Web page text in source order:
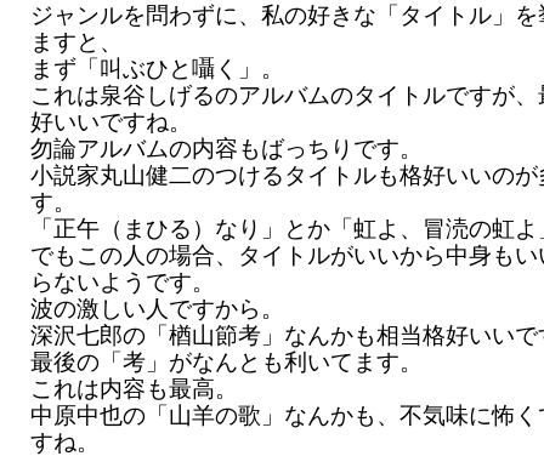
ジャンルを問わずに、私の好きな「タイトル」
ますと、
まず「叫ぶひと囁く」。
これは泉谷しげるのアルバムのタイトルですが
好いいですね。
勿論アルバムの内容もばっちりです。
小説家丸山健二のつけるタイトルも格好いいのが
す。
「正午（まひる）なり」とか「虹よ、冒涜の虹
でもこの人の場合、タイトルがいいから中身も
らないようです。
波の激しい人ですから。
深沢七郎の「楢山節考」なんかも相当格好いいで
最後の「考」がなんとも利いてます。
これは内容も最高。
中原中也の「山羊の歌」なんかも、不気味に怖
すね。